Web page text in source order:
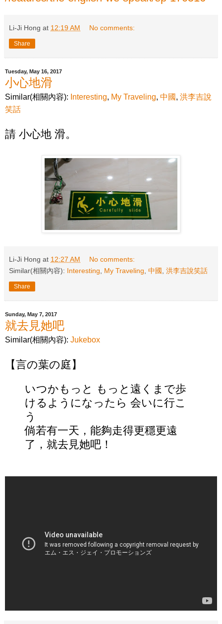
Li-Ji Hong at 12:19 AM No comments:
Share
Tuesday, May 16, 2017
小心地滑
Similar(相關內容): Interesting, My Traveling, 中國, 洪李吉說
笑話
請 小心地 滑。
Li-Ji Hong at 12:27 AM
No comments:
Similar(相關內容): Interesting My Traveling 中國 洪李吉說笑話
Share
Sunday, May 7, 2017
就去見她吧
Similar(相關內容): Jukebox
【言の葉の庭】
いつかもっと もっと遠くまで歩
けるようになったら 会いに行こ
う
倘若有一天，能夠走得更穩更遠
了，就去見她吧！